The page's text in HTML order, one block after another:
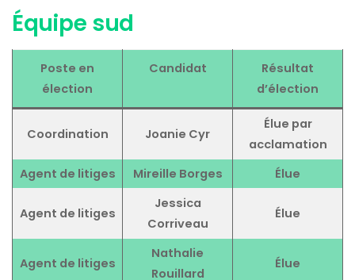
Équipe sud
Poste en
élection
Candidat
Résultat
d’élection
Coordination Joanie Cyr
Élue par
acclamation
Agent de litiges
Mireille Borges Élue
Agent de litiges
Jessica
Corriveau
Élue
Agent de litiges
Nathalie
Rouillard
Élue